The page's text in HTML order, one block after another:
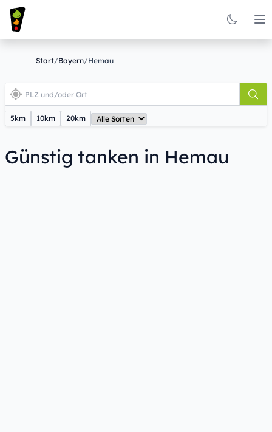
Start/Bayern/Hemau
5km 10km 20km
Günstig tanken in Hemau